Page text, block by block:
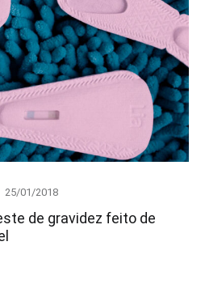
Posted
25/01/2018
de gravidez feito de